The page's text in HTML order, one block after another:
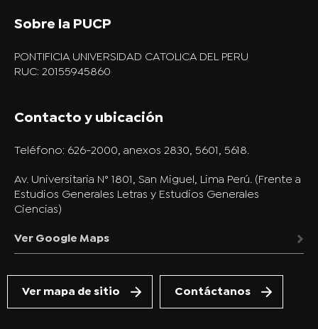
Sobre la PUCP
PONTIFICIA UNIVERSIDAD CATOLICA DEL PERU
RUC: 20155945860
Contacto y ubicación
Teléfono: 626-2000, anexos 2830, 5601, 5618.
Av. Universitaria N° 1801, San Miguel, Lima Perú. (Frente a
Estudios Generales Letras y Estudios Generales
Ciencias)
Ver Google Maps
Ver mapa de sitio Contáctanos